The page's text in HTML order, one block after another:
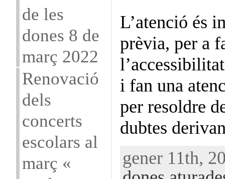
de les
dones 8 de
març 2022
Renovació
dels
concerts
escolars al
març «
L’atenció és
prèvia, per a
i fan una
per resoldre
dubtes
gener 11th,